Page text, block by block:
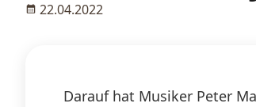
22.04.2022
Darauf hat Musiker Peter